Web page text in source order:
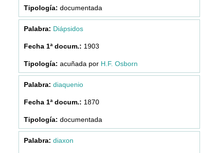
documentada
Diápsidos
1903
acuñada por H.F. Osborn
diaquenio
1870
documentada
diaxon